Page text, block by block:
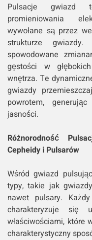
Pulsacje gwiazd
promieniowania
wywołane są przez
strukturze
spowodowane
gęstości w
wnętrza. Te
gwiazdy
powrotem,
jasności.
Różnorodność
Cepheidy i Pulsarów
Wśród gwiazd
typy, takie jak
nawet pulsary.
charakteryzuje się
właściwościami, które
charakterystyczny